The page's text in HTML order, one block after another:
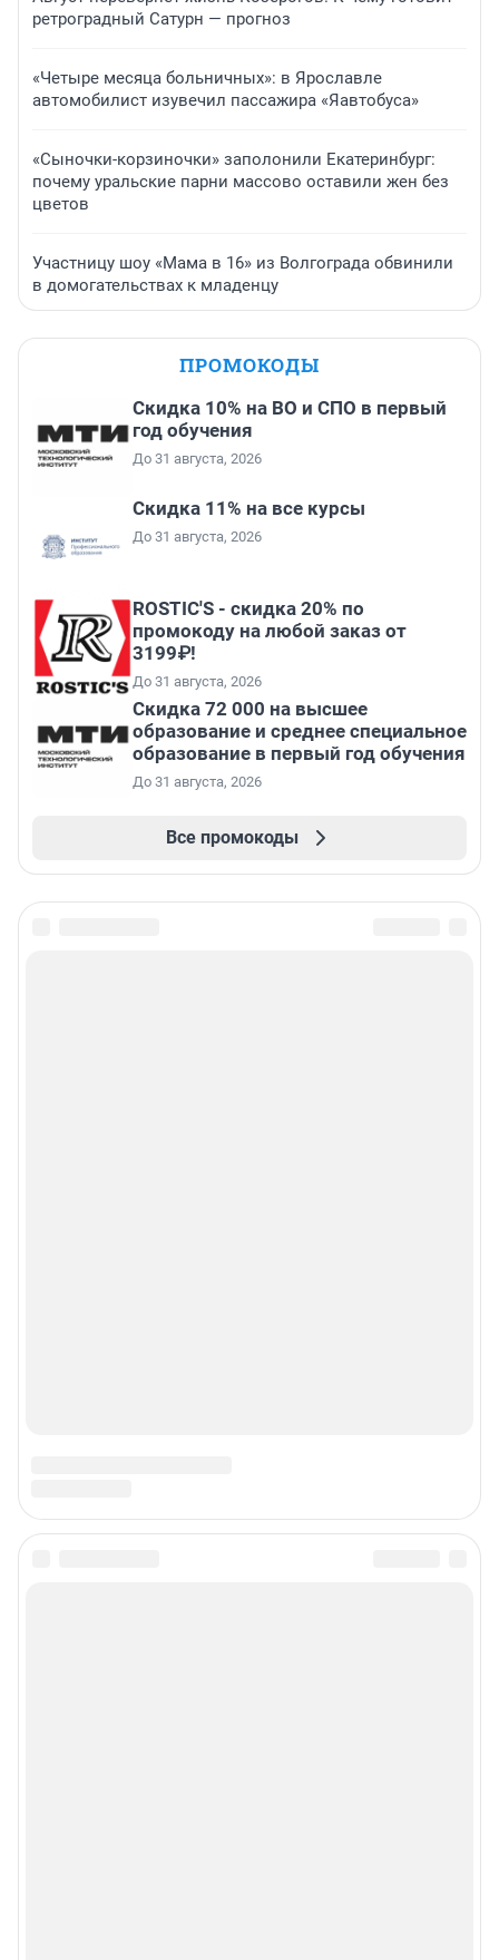
ретроградный Сатурн — прогноз
«Четыре месяца больничных»: в Ярославле
автомобилист изувечил пассажира «Яавтобуса»
«Сыночки-корзиночки» заполонили Екатеринбург:
почему уральские парни массово оставили жен без
цветов
Участницу шоу «Мама в 16» из Волгограда обвинили
в домогательствах к младенцу
ПРОМОКОДЫ
Скидка 10% на ВО и СПО в первый
год обучения
До 31 августа, 2026
Скидка 11% на все курсы
До 31 августа, 2026
ROSTIC'S - скидка 20% по
промокоду на любой заказ от
3199₽!
До 31 августа, 2026
Скидка 72 000 на высшее
образование и среднее специальное
образование в первый год обучения
До 31 августа, 2026
Все промокоды